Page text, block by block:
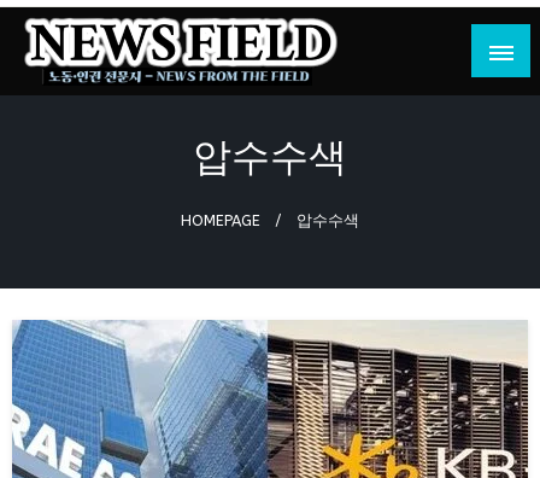
Skip
content
뉴스필드
노동·인권 전문지
압수수색
HOMEPAGE 압수수색